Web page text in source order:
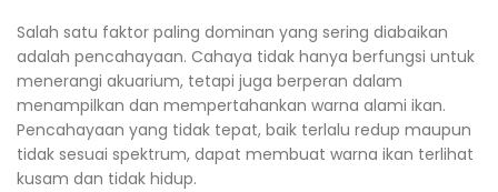
Salah satu faktor paling dominan yang sering diabaikan
adalah pencahayaan. Cahaya tidak hanya berfungsi untuk
menerangi akuarium, tetapi juga berperan dalam
menampilkan dan mempertahankan warna alami ikan.
Pencahayaan yang tidak tepat, baik terlalu redup maupun
tidak sesuai spektrum, dapat membuat warna ikan terlihat
kusam dan tidak hidup.